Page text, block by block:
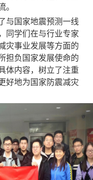
。
与国家地震预测一线
同学们在与行业专家
灾事业发展等方面的
担负国家发展使命的
体内容，树立了注重
好地为国家防震减灾